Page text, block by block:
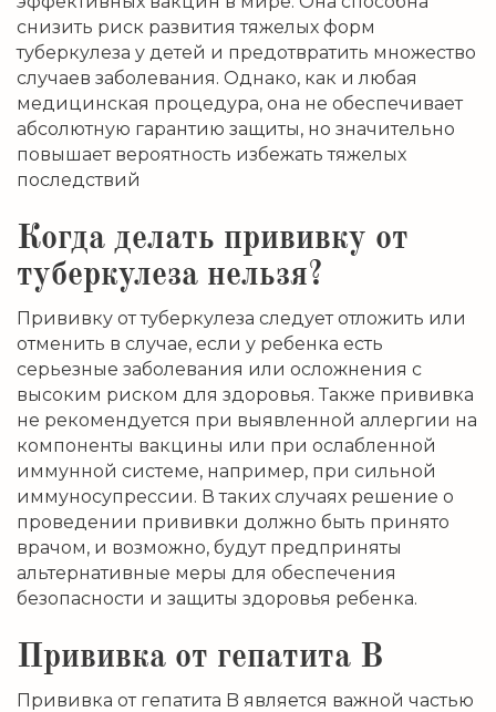
снизить риск развития тяжелых форм
туберкулеза у детей и предотвратить множество
случаев заболевания. Однако, как и любая
медицинская процедура, она не обеспечивает
абсолютную гарантию защиты, но значительно
повышает вероятность избежать тяжелых
последствий
Когда делать прививку от
туберкулеза нельзя?
Прививку от туберкулеза следует отложить или
отменить в случае, если у ребенка есть
серьезные заболевания или осложнения с
высоким риском для здоровья. Также прививка
не рекомендуется при выявленной аллергии на
компоненты вакцины или при ослабленной
иммунной системе, например, при сильной
иммуносупрессии. В таких случаях решение о
проведении прививки должно быть принято
врачом, и возможно, будут предприняты
альтернативные меры для обеспечения
безопасности и защиты здоровья ребенка.
Прививка от гепатита B
Прививка от гепатита B является важной частью